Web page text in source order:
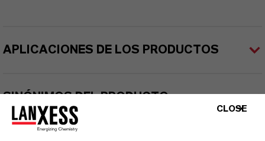
APLICACIONES DE LOS PRODUCTOS
SINÓNIMOS DEL PRODUCTO
CLOSE